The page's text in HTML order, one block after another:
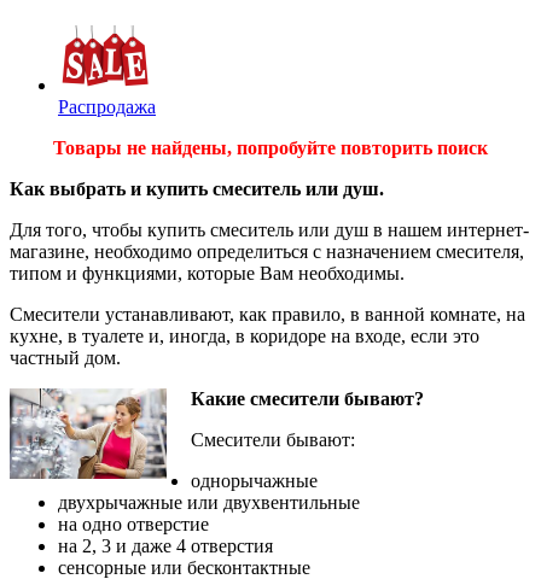
Распродажа
Товары не найдены, попробуйте повторить поиск
Как выбрать и купить смеситель или душ.
Для того, чтобы купить смеситель или душ в нашем интернет-
магазине, необходимо определиться с назначением смесителя,
типом и функциями, которые Вам необходимы.
Смесители устанавливают, как правило, в ванной комнате, на
кухне, в туалете и, иногда, в коридоре на входе, если это
частный дом.
Какие смесители бывают?
Смесители бывают:
однорычажные
двухрычажные или двухвентильные
на одно отверстие
на 2, 3 и даже 4 отверстия
сенсорные или бесконтактные